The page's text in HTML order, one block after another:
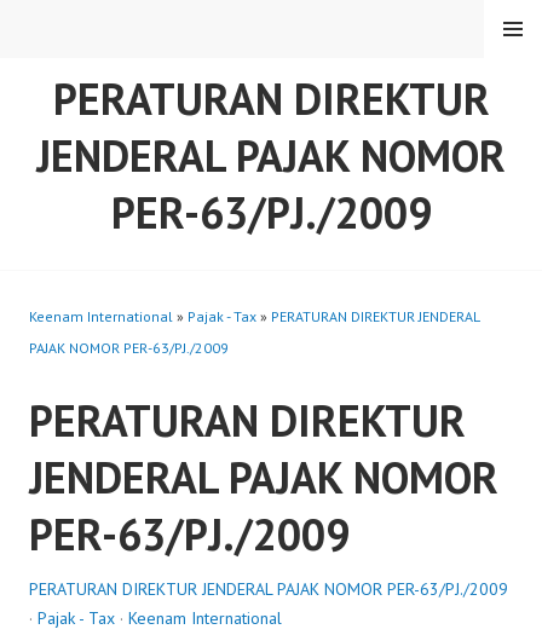
PERATURAN DIREKTUR
JENDERAL PAJAK NOMOR
PER-63/PJ./2009
MENU
Keenam International » Pajak - Tax » PERATURAN DIREKTUR JENDERAL
PAJAK NOMOR PER-63/PJ./2009
PERATURAN DIREKTUR
JENDERAL PAJAK NOMOR
PER-63/PJ./2009
PERATURAN DIREKTUR JENDERAL PAJAK NOMOR PER-63/PJ./2009
· Pajak - Tax · Keenam International